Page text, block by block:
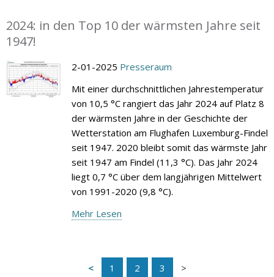
2024: in den Top 10 der wärmsten Jahre seit
1947!
2-01-2025 Presseraum
Mit einer durchschnittlichen Jahrestemperatur
von 10,5 °C rangiert das Jahr 2024 auf Platz 8
der wärmsten Jahre in der Geschichte der
Wetterstation am Flughafen Luxemburg-Findel
seit 1947. 2020 bleibt somit das wärmste Jahr
seit 1947 am Findel (11,3 °C). Das Jahr 2024
liegt 0,7 °C über dem langjährigen Mittelwert
von 1991-2020 (9,8 °C).
Mehr Lesen
1 2 3